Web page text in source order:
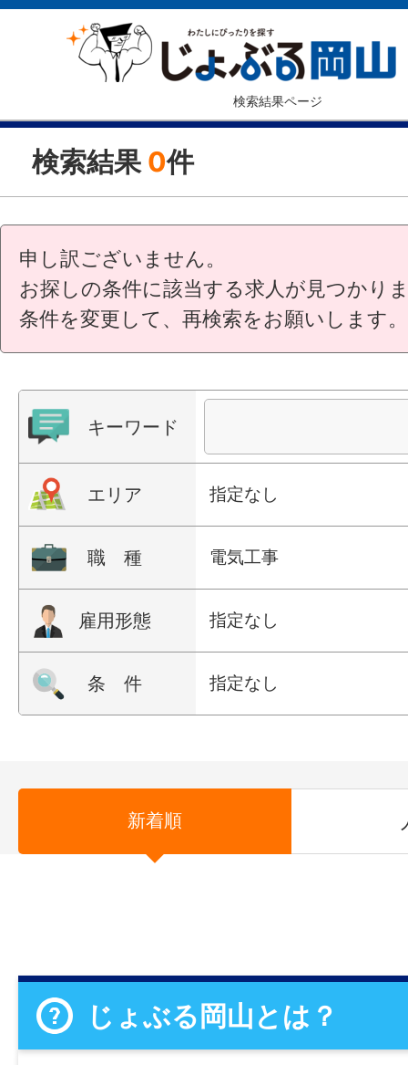
検索結果ページ
検索結果 0件
申し訳ございません。
お探しの条件に該当する求人が見つかり
条件を変更して、再検索をお願いします。
キーワード
エリア 指定なし
職 種 電気工事
雇用形態 指定なし
条 件 指定なし
新着順
じょぶる岡山とは？